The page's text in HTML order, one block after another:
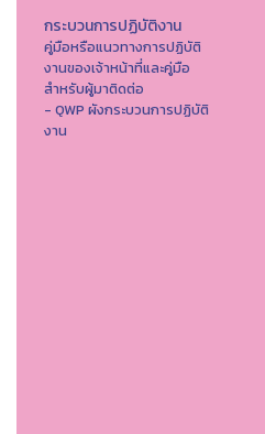
กระบวนการปฏิบัติงาน
คู่มือหรือแนวทางการปฏิบัติ
งานของเจ้าหน้าที่และคู่มือ
สำหรับผู้มาติดต่อ
- QWP ผังกระบวนการปฏิบัติ
งาน